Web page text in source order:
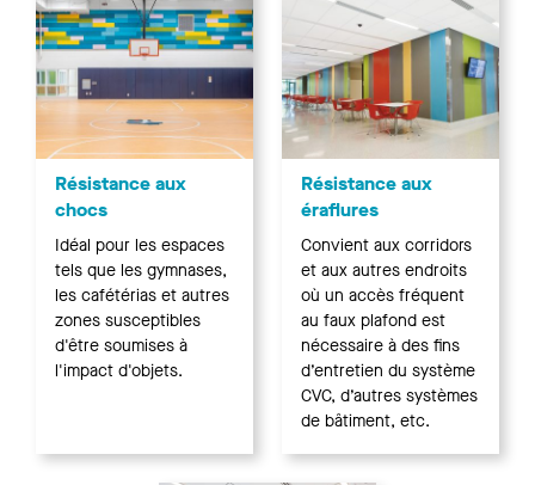
Résistance aux
chocs
Idéal pour les espaces
tels que les gymnases,
les cafétérias et autres
zones susceptibles
d'être soumises à
l'impact d'objets.
Résistance aux
éraflures
Convient aux corridors
et aux autres endroits
où un accès fréquent
au faux plafond est
nécessaire à des fins
d’entretien du système
CVC, d’autres systèmes
de bâtiment, etc.